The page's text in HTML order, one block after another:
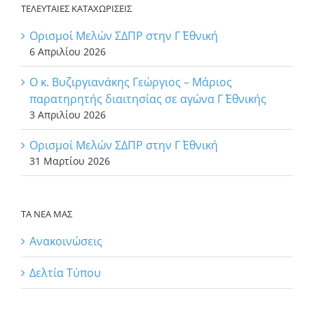
ΤΕΛΕΥΤΑΙΕΣ ΚΑΤΑΧΩΡΙΣΕΙΣ
Ορισμοί Μελών ΣΔΠΡ στην Γ΄ Εθνική
6 Απριλίου 2026
Ο κ. Βυζιργιανάκης Γεώργιος – Μάριος
παρατηρητής διαιτησίας σε αγώνα Γ΄ Εθνικής
3 Απριλίου 2026
Ορισμοί Μελών ΣΔΠΡ στην Γ΄ Εθνική
31 Μαρτίου 2026
ΤΑ ΝΕΑ ΜΑΣ
Ανακοινώσεις
Δελτία Τύπου